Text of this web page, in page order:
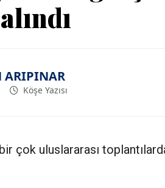
ARIPINAR
Köşe Yazısı
çok uluslararası